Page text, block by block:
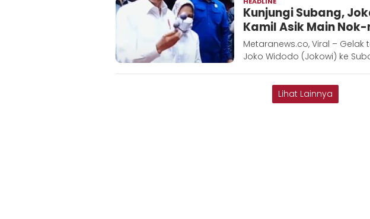
Metara
Kunjungi Subang,
Kamil Asik Main
Metaranews.co, Viral –
Joko Widodo (Jokowi) ke
Lihat Lainnya